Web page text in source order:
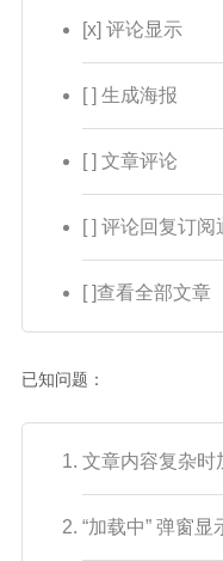
[x] 评论显示
[ ] 生成海报
[ ] 文章评论
[ ] 评论回复订阅
[ ]查看全部文章
已知问题：
文章内容复杂时
“加载中” 弹窗